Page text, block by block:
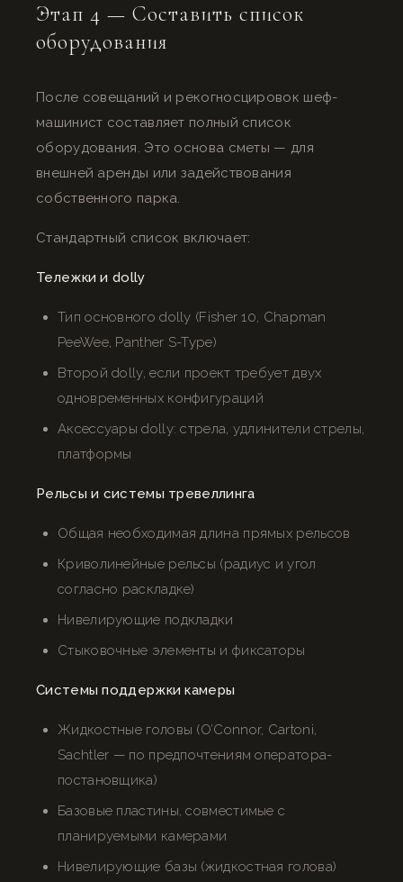
Этап 4 — Составить список
оборудования
После совещаний и рекогносцировок шеф-
машинист составляет полный список
оборудования. Это основа сметы — для
внешней аренды или задействования
собственного парка.
Стандартный список включает:
Тележки и dolly
Тип основного dolly (Fisher 10, Chapman
PeeWee, Panther S-Type)
Второй dolly, если проект требует двух
одновременных конфигураций
Аксессуары dolly: стрела, удлинители стрелы,
платформы
Рельсы и системы тревеллинга
Общая необходимая длина прямых рельсов
Криволинейные рельсы (радиус и угол
согласно раскладке)
Нивелирующие подкладки
Стыковочные элементы и фиксаторы
Системы поддержки камеры
Жидкостные головы (O’Connor, Cartoni,
Sachtler — по предпочтениям оператора-
постановщика)
Базовые пластины, совместимые с
планируемыми камерами
Нивелирующие базы (жидкостная голова)